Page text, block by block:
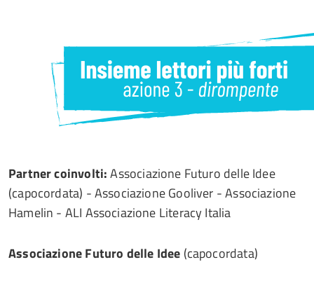
Partner coinvolti:Associazione Futuro delle Idee
(capocordata) - Associazione Gooliver - Associazione
Hamelin - ALI Associazione Literacy Italia
Associazione Futuro delle Idee (capocordata)